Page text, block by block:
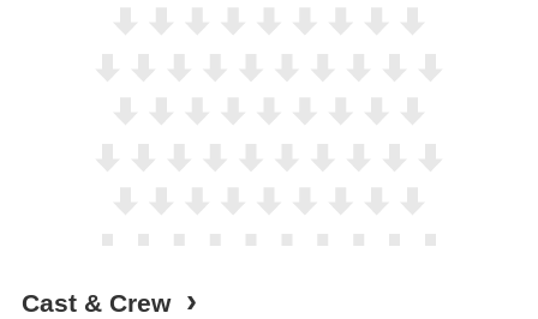
Cast & Crew